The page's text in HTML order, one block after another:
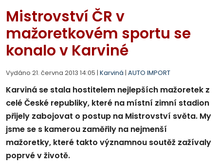
Mistrovství ČR v
mažoretkovém sportu se
konalo v Karviné
Vydáno 21. června 2013 14:05 | Karviná | AUTO IMPORT
Karviná se stala hostitelem nejlepších mažoretek z
celé České republiky, které na místní zimní stadion
přijely zabojovat o postup na Mistrovství světa. My
jsme se s kamerou zaměřily na nejmenší
mažoretky, které takto významnou soutěž zažívaly
poprvé v životě.